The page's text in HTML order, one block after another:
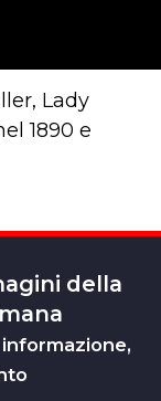
Lady
1890 e
della